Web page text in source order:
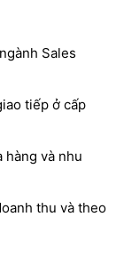
Sales
tiếp ở cấp
hàng và nhu
thu và theo